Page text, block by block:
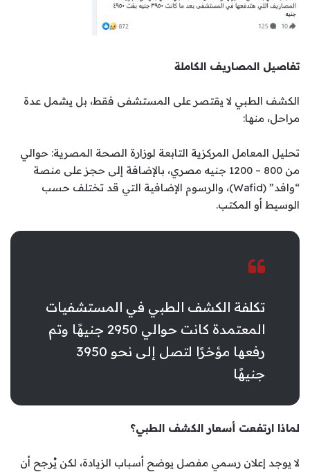
تفاصيل المصاريف الكاملة
الكشف الطبي لا يقتصر على المستشفى فقط، بل يشمل عدة
مراحل، منها:
تحليل المعامل المركزية التابعة لوزارة الصحة المصرية: حوالي
من 800 – 1200 جنيه مصري، بالإضافة إلى حجز على منصة
“وافد” (Wafid)، والرسوم الإضافية التي قد تختلف حسب
الوسيط أو المكتب.
تكلفة الكشف الطبي في المستشفيات
المعتمدة كانت حوالي 2950 جنيهًا وتم
رفعها مؤخرًا لتصل إلى نحو 3950
جنيهًا
لماذا ارتفعت أسعار الكشف الطبي؟
لا يوجد إعلان رسمي مفصل يوضح أسباب الزيادة، لكن يُرجح أن